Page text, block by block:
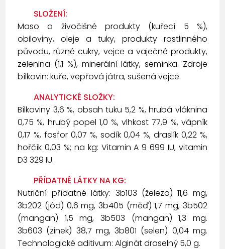
SLOŽENÍ:
Maso a živočišné produkty (kuřecí 5 %),
obiloviny, oleje a tuky, produkty rostlinného
původu, různé cukry, vejce a vaječné produkty,
zelenina (1,1 %), minerální látky, semínka. Zdroje
bílkovin: kuře, vepřová játra, sušená vejce.
ANALYTICKÉ SLOŽKY:
Bílkoviny 3,6 %, obsah tuku 5,2 %, hrubá vláknina
0,75 %, hrubý popel 1,0 %, vlhkost 77,9 %, vápník
0,17 %, fosfor 0,07 %, sodík 0,04 %, draslík 0,22 %,
hořčík 0,03 %; na kg: Vitamin A 9 699 IU, vitamin
D3 329 IU.
PŘÍDATNÉ LÁTKY NA KG:
Nutriční přídatné látky: 3b103 (železo) 11,6 mg,
3b202 (jód) 0,6 mg, 3b405 (měď) 1,7 mg, 3b502
(mangan) 1,5 mg, 3b503 (mangan) 1,3 mg.
3b603 (zinek) 38,7 mg, 3b801 (selen) 0,04 mg.
Technologické aditivum: Alginát draselný 5,0 g.